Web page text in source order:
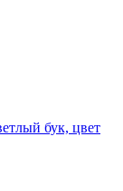
бук, цвет